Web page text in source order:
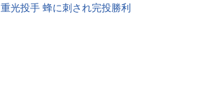
重光投手 蜂に刺され完投勝利